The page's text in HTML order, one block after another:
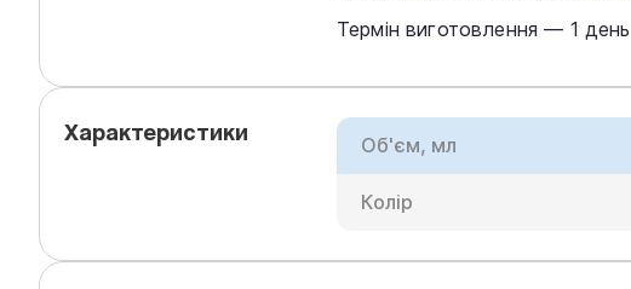
Термін виготовлення — 1 день
Характеристики Об'єм, мл
Колір